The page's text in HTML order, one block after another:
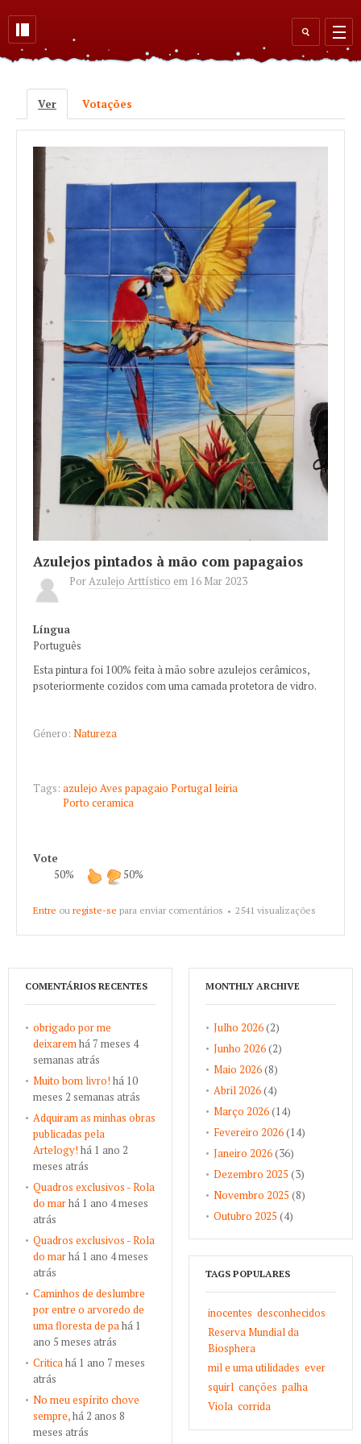
Search
form
Primary tabs
Ver (active tab)
Votações
Azulejos pintados à mão com papagaios
Por Azulejo Arttístico em 16 Mar 2023
Língua
Português
Esta pintura foi 100% feita à mão sobre azulejos cerâmicos,
psoteriormente cozidos com uma camada protetora de vidro.
Género: Natureza
Tags: azulejo Aves papagaio Portugal leiria
Porto ceramica
Vote
50%
50%
Entre ou registe-se para enviar comentários 2541 visualizações
COMENTÁRIOS RECENTES
obrigado por me
deixarem há 7 meses 4
semanas atrás
Muito bom livro! há 10
meses 2 semanas atrás
Adquiram as minhas obras
publicadas pela
Artelogy! há 1 ano 2
meses atrás
Quadros exclusivos - Rola
do marhá 1 ano 4 meses
atrás
Quadros exclusivos - Rola
do marhá 1 ano 4 meses
atrás
Caminhos de deslumbre
por entre o arvoredo de
uma floresta de pa há 1
ano 5 meses atrás
Critica há 1 ano 7 meses
atrás
No meu espírito chove
sempre,há 2 anos 8
meses atrás
MONTHLY ARCHIVE
Julho 2026(2)
Junho 2026(2)
Maio 2026(8)
Abril 2026(4)
Março 2026(14)
Fevereiro 2026(14)
Janeiro 2026(36)
Dezembro 2025 (3)
Novembro 2025 (8)
Outubro 2025 (4)
TAGS POPULARES
inocentes desconhecidos
Reserva Mundial da
Biosphera
mil e uma utilidades ever
squirl canções palha
Viola corrida